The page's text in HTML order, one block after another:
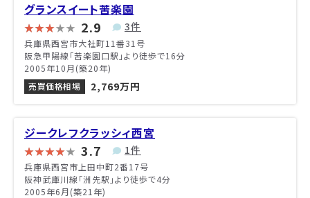
グランスイート苦楽園
2.9 3件
兵庫県西宮市大社町11番31号
阪急甲陽線「苦楽園口駅」より徒歩で16分
2005年10月(築20年)
売買価格相場
2,769万円
ジークレフクラッシィ西宮
3.7 1件
兵庫県西宮市上田中町2番17号
阪神武庫川線「洲先駅」より徒歩で4分
2005年6月(築21年)